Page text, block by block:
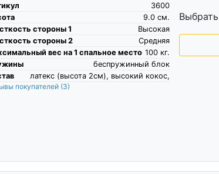
3600
см.
9.0
стороны 1
Высокая
стороны 2
Средняя
вес на 1 спальное место
кг.
100
беспружинный блок
латекс (высота 2см), высокий кокос,
покупателей (3)